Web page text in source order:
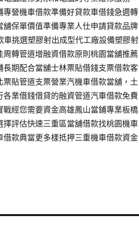
營機車借款準備好貸款車借錢急週轉
保單價值準備專業人仕申請貸款品牌
挑選塑膠射出成型代工廠設備塑膠射
轉管道增融資借款原則桃園當舖推薦
期配合當舖士林票貼借錢支票借款客
貼管道支票營業汽機車借款當舖，土
業借錢借貸的融資管道汽車借款免費
經您需要資金高雄鳳山當鋪專業板橋
評估快速三重區當舖借款找桃園機車
款典當更多樣抵押三重機車借款資金